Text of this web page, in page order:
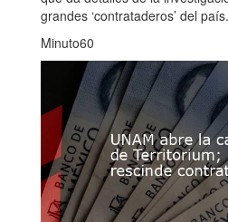
grandes ‘contrataderos’ del país.
Minuto60